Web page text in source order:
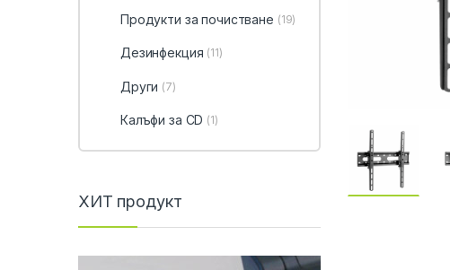
Продукти за почистване (19)
Дезинфекция (11)
Други (7)
Калъфи за CD (1)
ХИТ продукт